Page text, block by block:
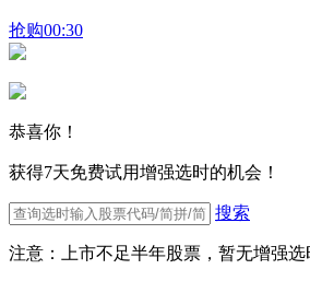
抢购00:30
恭喜你！
获得7天免费试用增强选时的机会！
搜索
注意：上市不足半年股票，暂无增强选